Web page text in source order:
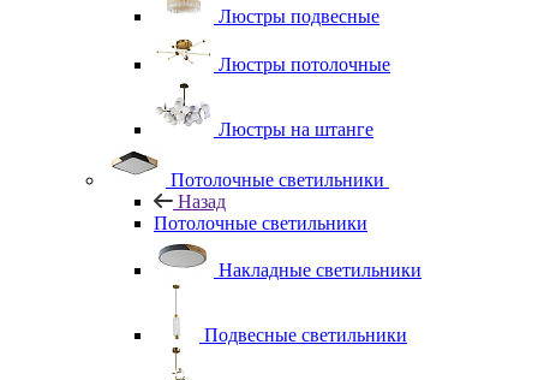
Люстры подвесные
Люстры потолочные
Люстры на штанге
Потолочные светильники
Назад
Потолочные светильники
Накладные светильники
Подвесные светильники